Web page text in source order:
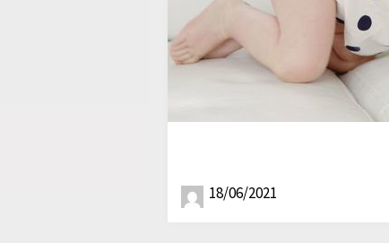
18/06/2021